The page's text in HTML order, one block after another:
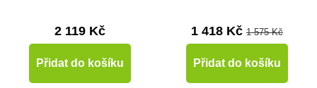
2 119 Kč
Přidat do košíku
1 418 Kč 1 575 Kč
Přidat do košíku